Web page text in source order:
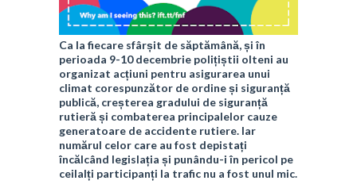
Ca la fiecare sfârșit de săptămână, și în
perioada 9-10 decembrie polițiștii olteni au
organizat acțiuni pentru asigurarea unui
climat corespunzător de ordine și siguranță
publică, creșterea gradului de siguranță
rutieră și combaterea principalelor cauze
generatoare de accidente rutiere. Iar
numărul celor care au fost depistați
încălcând legislația și punându-i în pericol pe
ceilalți participanți la trafic nu a fost unul mic.